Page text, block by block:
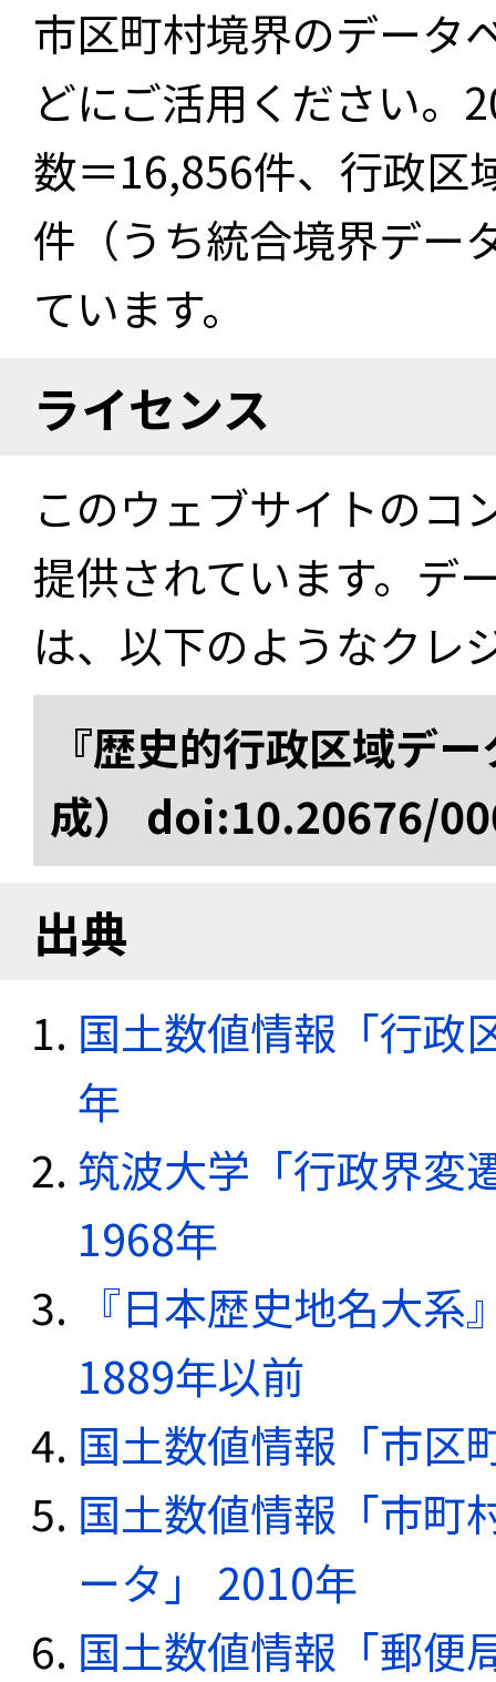
市区町村境界のデータ
どにご活用ください。
数＝16,856件、行政区
件（うち統合境界デー
ています。
ライセンス
このウェブサイトのコ
提供されています。デ
は、以下のようなクレ
『歴史的行政区域デ
成） doi:10.20676/
出典
国土数値情報「行政
年
筑波大学「行政界変
1968年
『日本歴史地名大
1889年以前
国土数値情報「市区
国土数値情報「市町
ータ」 2010年
国土数値情報「郵便